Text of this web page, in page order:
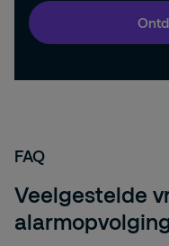
FAQ
Veelgestelde